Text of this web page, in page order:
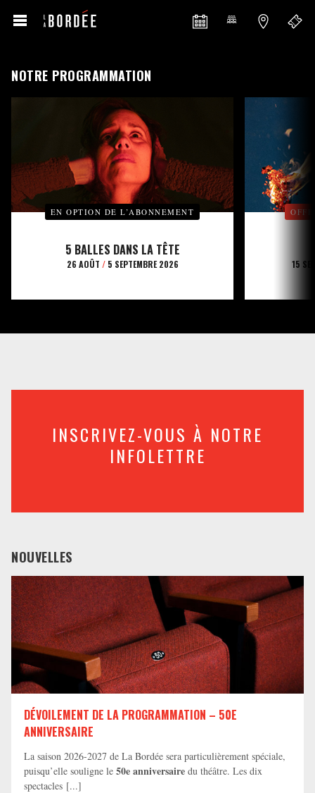
NOTRE PROGRAMMATION
EN OPTION DE L’ABONNEMENT
5 BALLES DANS LA TÊTE
26 AOÛT /5 SEPTEMBRE 2026 15
INSCRIVEZ-VOUS À NOTRE
INFOLETTRE
NOUVELLES
DÉVOILEMENT DE LA PROGRAMMATION – 50E
ANNIVERSAIRE
La saison 2026-2027 de La Bordée sera particulièrement spéciale,
puisqu’elle souligne le 50e anniversaire du théâtre. Les dix
spectacles [...]